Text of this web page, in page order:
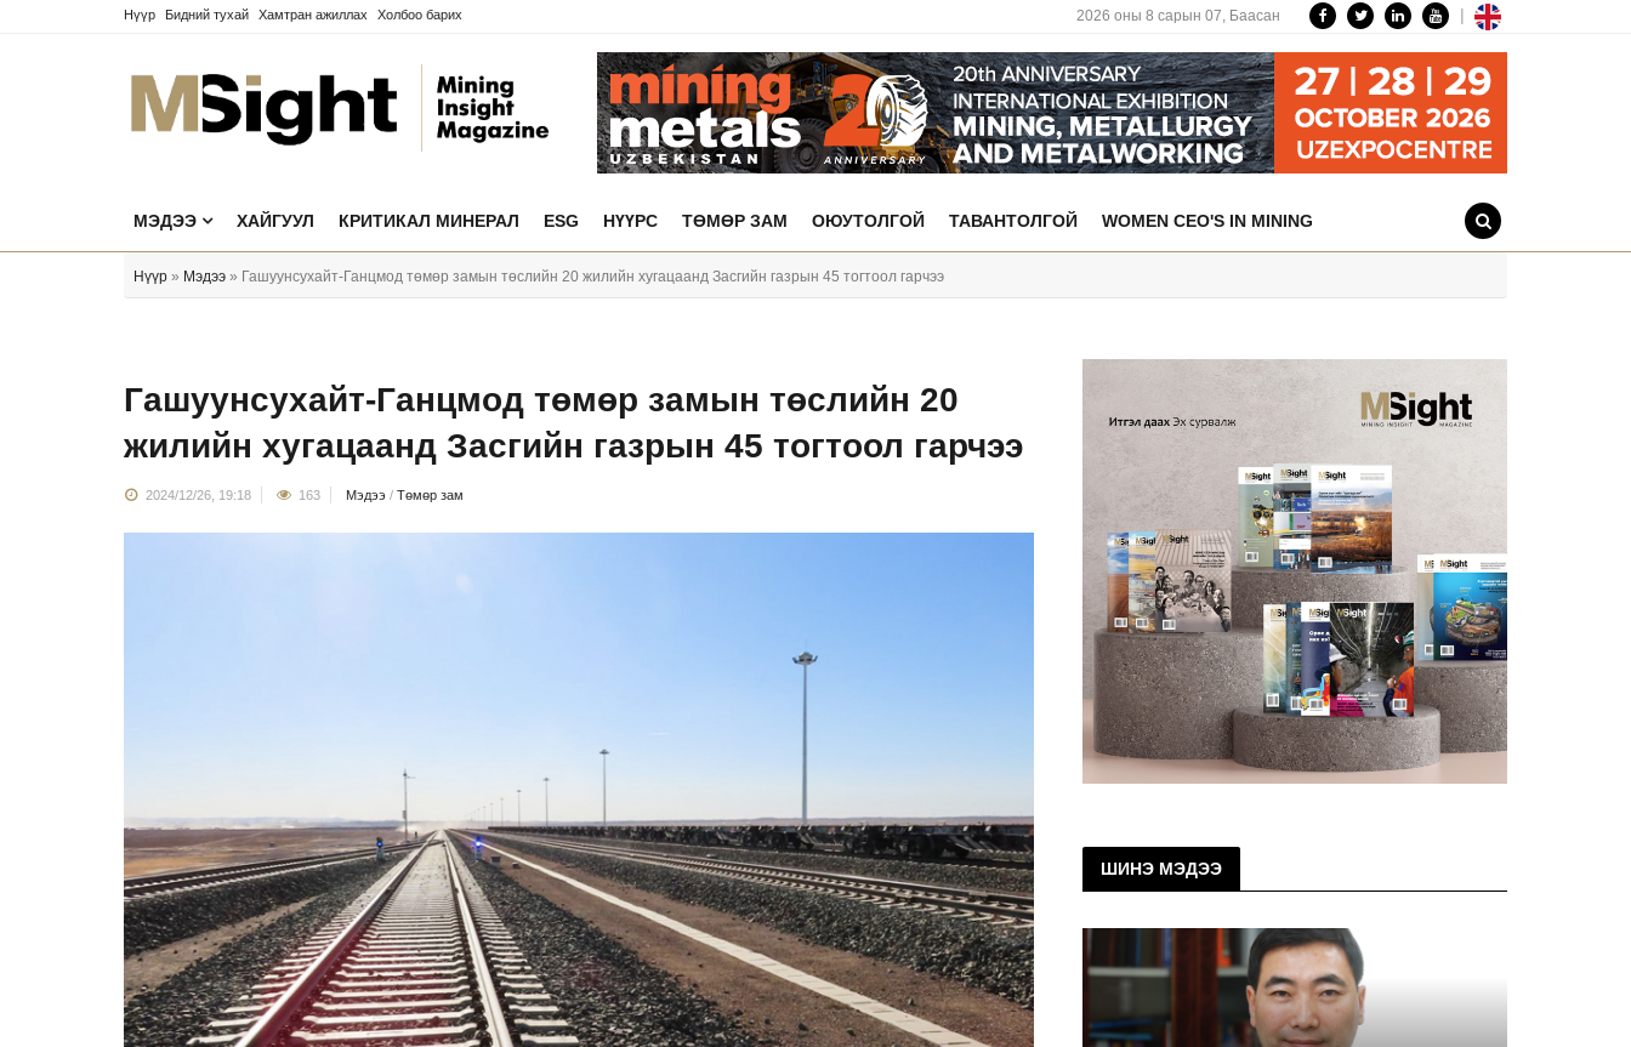
Нүүр Бидний тухай Хамтран ажиллах Холбоо барих 2026 оны 8 сарын 07, Баасан |
МЭДЭЭ ХАЙГУУЛ КРИТИКАЛ МИНЕРАЛ ESG НҮҮРС ТӨМӨР ЗАМ ОЮУТОЛГОЙ ТАВАНТОЛГОЙ WOMEN CEO'S IN MINING
Нүүр » Мэдээ » Гашуунсухайт-Ганцмод төмөр замын төслийн 20 жилийн хугацаанд Засгийн газрын 45 тогтоол гарчээ
Гашуунсухайт-Ганцмод төмөр замын төслийн 20
жилийн хугацаанд Засгийн газрын 45 тогтоол гарчээ
2024/12/26, 19:18 163 Мэдээ / Төмөр зам
ШИНЭ МЭДЭЭ